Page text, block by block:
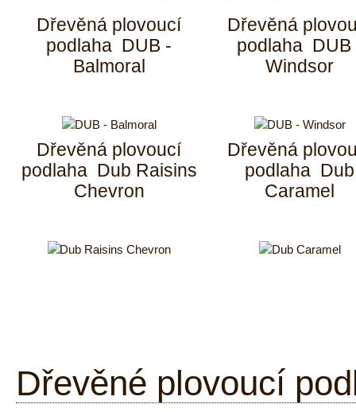
Dřevěná plovoucí
podlaha DUB -
Balmoral
Dřevěná
podlaha DUB
Windsor
Dřevěná plovoucí
podlaha Dub Raisins
Chevron
Dřevěná
podlaha Dub
Caramel
Dřevěné plovoucí